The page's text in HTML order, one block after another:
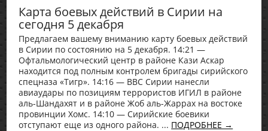
Карта боевых действий в Сирии на
сегодня 5 декабря
Предлагаем вашему вниманию карту боевых действий
в Сирии по состоянию на 5 декабря. 14:21 —
Офтальмологический центр в районе Кази Аскар
находится под полным контролем бригады сирийского
спецназа «Тигр». 14:16 — ВВС Сирии нанесли
авиаудары по позициям террористов ИГИЛ в районе
аль-Шандахят и в районе Жоб аль-Жаррах на востоке
провинции Хомс. 14:10 — Сирийские боевики
отступают еще из одного района. ... ПОДРОБНЕЕ →